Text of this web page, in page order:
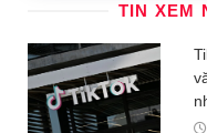
TIN XEM